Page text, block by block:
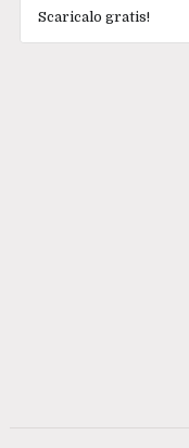
Scaricalo gratis!